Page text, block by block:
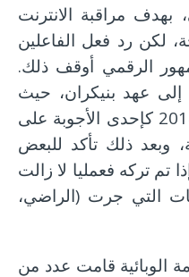
بهدف مراقبة الانترنت
لكن رد فعل الفاعلين
الرقمي أوقف ذلك.
عهد بنيكران، حيث
سبق أن نوقش في 2013-2014 كإحدى الأجوبة على
وبعد ذلك تأكد للبعض
تم تركه فعمليا لا زالت
التي جرت (الراضي،
الوبائية قامت عدد من